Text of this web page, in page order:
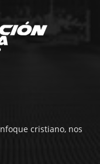
cristiano, nos